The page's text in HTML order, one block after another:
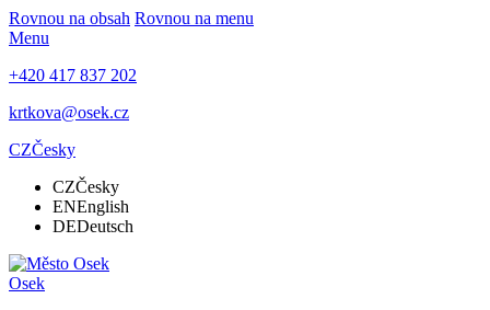
Rovnou na obsah Rovnou na menu
Menu
+420 417 837 202
krtkova@osek.cz
CZČesky
CZČesky
ENEnglish
DEDeutsch
Osek